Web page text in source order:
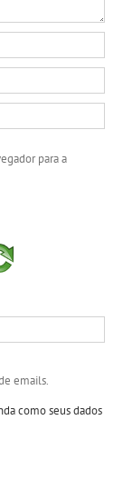
para a
emails.
como seus dados